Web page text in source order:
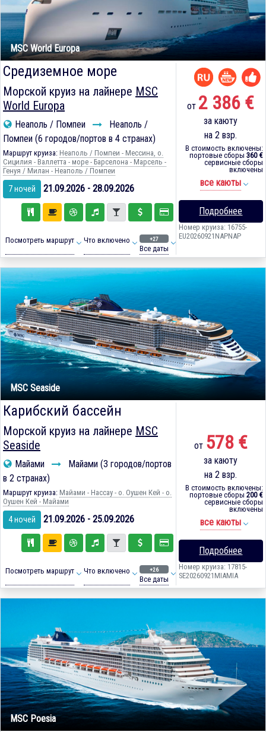
MSC World Europa
Средиземное море
Морской круиз на лайнере MSC
World Europa
Неаполь / Помпеи
Неаполь /
Помпеи (6 городов/портов в 4 странах)
Маршрут круиза: Неаполь / Помпеи - Мессина, о.
Сицилия - Валлетта - море - Барселона - Марсель -
Генуя / Милан - Неаполь / Помпеи
7 ночей 21.09.2026 - 28.09.2026
Посмотреть маршрут Что включено +27
Все даты
от 2 386 €
за каюту
на 2 взр.
В стоимость включены:
портовые сборы 360 €
сервисные сборы
включены
все каюты
Подробнее
Номер круиза: 16755-
EU20260921NAPNAP
MSC Seaside
Карибский бассейн
Морской круиз на лайнере MSC
Seaside
Майами
Майами (3 городов/портов
в 2 странах)
Маршрут круиза: Майами - Нассау - о. Оушен Кей - о.
Оушен Кей - Майами
4 ночей 21.09.2026 - 25.09.2026
Посмотреть маршрут Что включено +26
Все даты
от 578 €
за каюту
на 2 взр.
В стоимость включены:
портовые сборы 200 €
сервисные сборы
включены
все каюты
Подробнее
Номер круиза: 17815-
SE20260921MIAMIA
MSC Poesia